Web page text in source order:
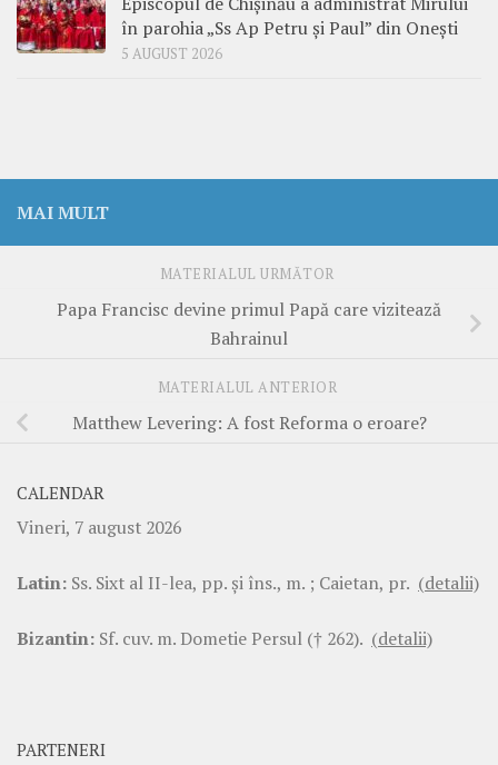
în parohia „Ss Ap Petru și Paul” din Onești
5 AUGUST 2026
MAI MULT
MATERIALUL URMĂTOR
Papa Francisc devine primul Papă care vizitează
Bahrainul
MATERIALUL ANTERIOR
Matthew Levering: A fost Reforma o eroare?
CALENDAR
Vineri, 7 august 2026
Latin: Ss. Sixt al II-lea, pp. şi îns., m. ; Caietan, pr. (detalii)
Bizantin: Sf. cuv. m. Dometie Persul († 262). (detalii)
PARTENERI